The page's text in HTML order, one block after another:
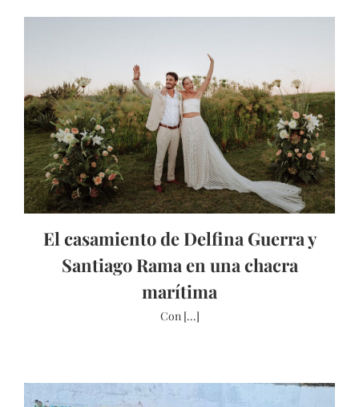
El casamiento de Delfina Guerra y
Santiago Rama en una chacra
marítima
Con [...]